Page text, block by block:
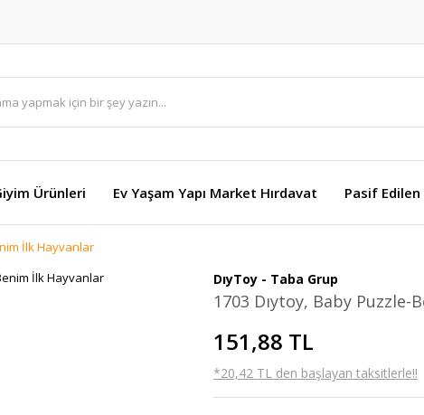
Ürünleri Ev Yaşam Yapı Market Hırdavat Pasif
İlk Hayvanlar
DıyToy - Taba Grup
1703 Dıytoy, Baby Puzzle-
151,88 TL
*20,42 TL den başlayan taksitlerle!!